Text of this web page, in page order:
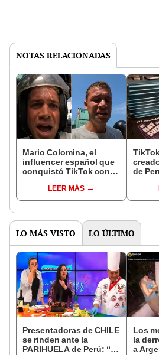
NOTAS RELACIONADAS
Mario Colomina, el
influencer español que
conquistó TikTok con
"Mi amor nació por la
gastronomía"
LEER MÁS
de
llegar
vistas
LO MÁS VISTO LO ÚLTIMO
Presentadoras de CHILE
se rinden ante la
PARIHUELA de Perú: “El
Los
la
a